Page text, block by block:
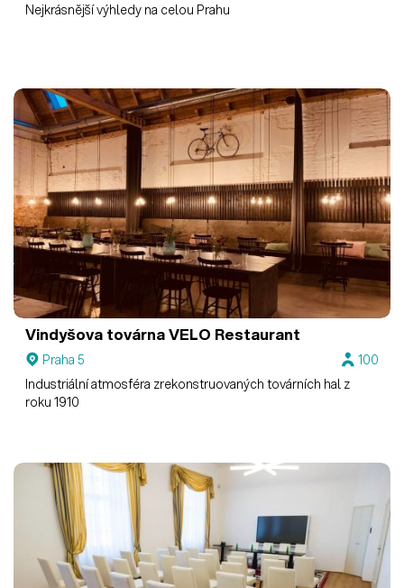
Nejkrásnější výhledy na celou Prahu
Vindyšova továrnaVELO Restaurant
Praha 5
100
Industriální atmosféra zrekonstruovaných továrních hal z
roku 1910